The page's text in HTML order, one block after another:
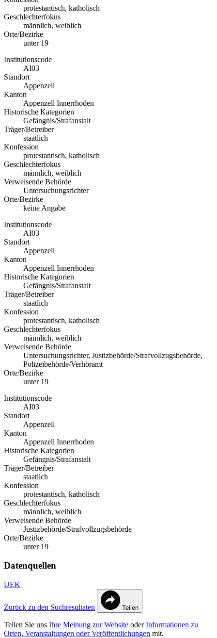
protestantisch, katholisch
Geschlechterfokus
männlich, weiblich
Orte/Bezirke
unter 19
Institutionscode
AI03
Standort
Appenzell
Kanton
Appenzell Innerrhoden
Historische Kategorien
Gefängnis/Strafanstalt
Träger/Betreiber
staatlich
Konfession
protestantisch, katholisch
Geschlechterfokus
männlich, weiblich
Verweisende Behörde
Untersuchungsrichter
Orte/Bezirke
keine Angabe
Institutionscode
AI03
Standort
Appenzell
Kanton
Appenzell Innerrhoden
Historische Kategorien
Gefängnis/Strafanstalt
Träger/Betreiber
staatlich
Konfession
protestantisch, katholisch
Geschlechterfokus
männlich, weiblich
Verweisende Behörde
Untersuchungsrichter, Justizbehörde/Strafvollzugsbehörde,
Polizeibehörde/Verhöramt
Orte/Bezirke
unter 19
Institutionscode
AI03
Standort
Appenzell
Kanton
Appenzell Innerrhoden
Historische Kategorien
Gefängnis/Strafanstalt
Träger/Betreiber
staatlich
Konfession
protestantisch, katholisch
Geschlechterfokus
männlich, weiblich
Verweisende Behörde
Justizbehörde/Strafvollzugsbehörde
Orte/Bezirke
unter 19
Datenquellen
UEK
Zurück zu den Suchresultaten Teilen
Teilen Sie uns Ihre Meinung zur Website oderInformationen zu
Orten, Veranstaltungen oder Veröffentlichungen mit.